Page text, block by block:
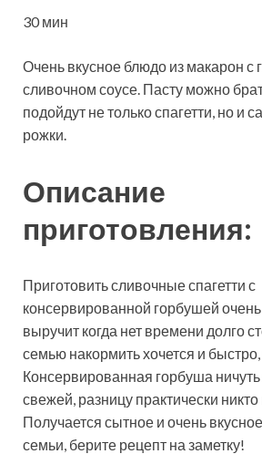
30 мин
Очень вкусное блюдо из макарон с
сливочном соусе. Пасту можно
подойдут не только спагетти, но и
рожки.
Описание
приготовления:
Приготовить сливочные спагетти с
консервированной горбушей
выручит когда нет времени долго
семью накормить хочется и быстро,
Консервированная горбуша ничуть
свежей, разницу практически никто
Получается сытное и очень
семьи, берите рецепт на заметку!